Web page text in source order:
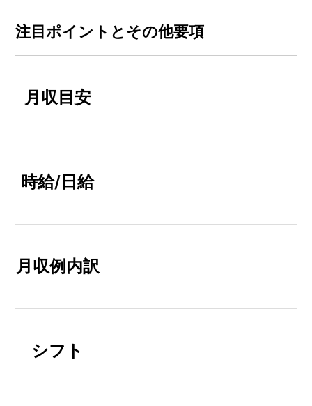
注⽬ポイントとその他要項
月収目安
時給/日給
月収例内訳
シフト